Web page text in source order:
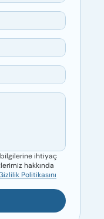
bilgilerine ihtiyaç
hakkında
Politikasını